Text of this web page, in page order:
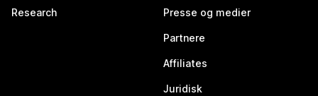
Research Presse og medier
Partnere
Affiliates
Juridisk